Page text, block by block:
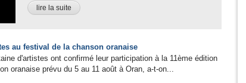
lire la suite
au festival de la chanson oranaise
d'artistes ont confirmé leur participation à la 11ème édition
oranaise prévu du 5 au 11 août à Oran, a-t-on...